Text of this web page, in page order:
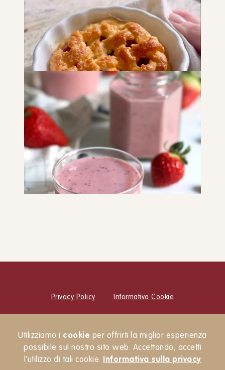
Utilizziamo i cookie per offrirti la miglior esperienza
possibile sul nostro sito web. Accettando, accetti
l’utilizzo di tali cookie. Informativa sulla privacy
Crostata ai frutti di bosco
DOLCI SNACK E MERENDE COLAZIONE
Tortino ai frutti di bosco
SNACK E MERENDE DOLCI
Privacy Policy Informativa Cookie
Newsletter